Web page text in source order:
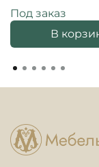
Под заказ
В